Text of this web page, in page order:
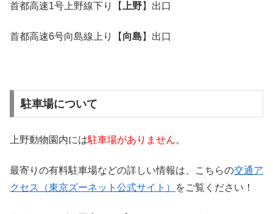
首都高速1号上野線下り【 上野】出口
首都高速6号向島線上り【 向島 】出口
駐車場について
上野動物園内には駐車場がありません。
最寄りの有料駐車場などの詳しい情報は、こちらの交通ア
クセス（東京ズーネット公式サイト）
をご覧ください！